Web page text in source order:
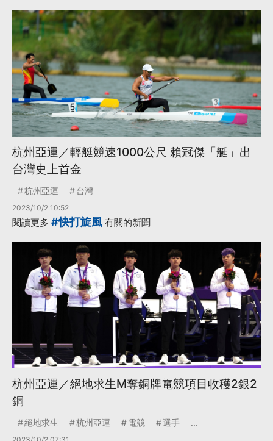
杭州亞運／輕艇競速1000公尺 賴冠傑「艇」出
台灣史上首金
杭州亞運 台灣
2023/10/2 10:52
閱讀更多 #快打旋風 有關的新聞
杭州亞運／絕地求生M奪銅牌電競項目收穫2銀2
銅
絕地求生 杭州亞運 電競 選手 ...